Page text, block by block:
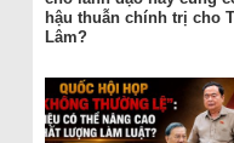
hậu thuẫn chính trị cho
Lâm?